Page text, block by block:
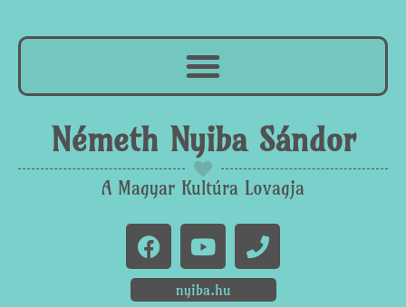
Németh Nyiba Sándor
A Magyar Kultúra Lovagja
nyiba.hu